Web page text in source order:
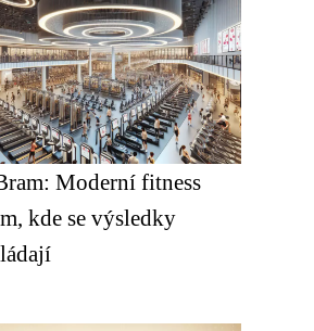
Moderní fitness
kde se výsledky